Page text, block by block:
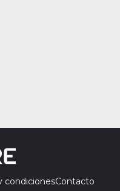
condicionesContacto